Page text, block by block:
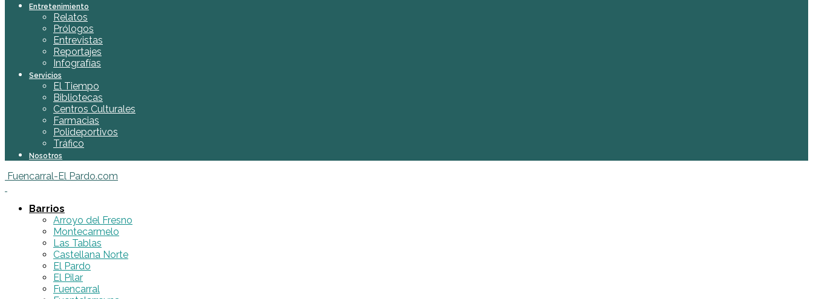
Entretenimiento
Relatos
Prólogos
Entrevistas
Reportajes
Infografías
Servicios
El Tiempo
Bibliotecas
Centros Culturales
Farmacias
Polideportivos
Tráfico
Nosotros
Fuencarral-El Pardo.com
Barrios
Arroyo del Fresno
Montecarmelo
Las Tablas
Castellana Norte
El Pardo
El Pilar
Fuencarral